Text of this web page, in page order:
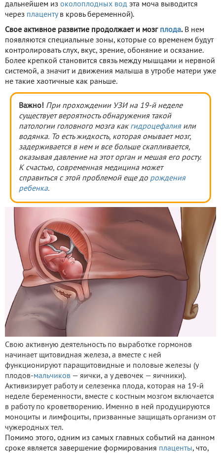
дальнейшем из околоплодных вод эта моча выводится
через плацентув кровь беременной).
Свое активное развитие продолжает и мозг плода.В нем
появляются специальные зоны, которые со временем будут
контролировать слух, вкус, зрение, обоняние и осязание.
Более крепкой становится связь между мышцами и нервной
системой, а значит и движения малыша в утробе матери уже
не такие хаотичные как раньше.
Важно! При прохождении УЗИ на 19-й неделе
существует вероятность обнаружения такой
патологии головного мозга как гидроцефалияили
водянка. То есть жидкость, которая омывает мозг,
задерживается в нем и все больше скапливается,
оказывая давление на этот орган и мешая его росту.
К счастью, современная медицина может
справиться с этой проблемой еще до рождения
ребенка.
Свою активную деятельность по выработке гормонов
начинает щитовидная железа, а вместе с ней
функционируют паращитовидные и половые железы (у
плодов-мальчиков — яички, а у девочек — яичники).
Активизирует работу и селезенка плода, которая на 19-й
неделе беременности, вместе с костным мозгом включается
в работу по кроветворению. Именно в ней продуцируются
моноциты и лимфоциты, призванные защищать организм от
чужеродных тел.
Помимо этого, одним из самых главных событий на данном
сроке является завершение формирования плаценты, что,